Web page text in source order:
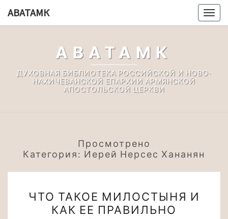
АВАТАМК
АВАТАМК
ДУХОВНАЯ БИБЛИОТЕКА РОССИЙСКОЙ И НОВО-
НАХИЧЕВАНСКОЙ ЕПАРХИИ АРМЯНСКОЙ
АПОСТОЛЬСКОЙ ЦЕРКВИ
Просмотрено
Категория: Иерей Нерсес Хананян
ТАКОЕ
МИЛОСТЫНЯ
ЧТО ТАКОЕ МИЛОСТЫНЯ И
КАК ЕЕ ПРАВИЛЬНО